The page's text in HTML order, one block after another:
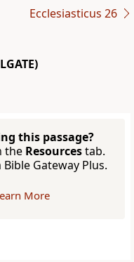
Ecclesiasticus 26
this passage?
the Resourcestab.
Gateway Plus.
More